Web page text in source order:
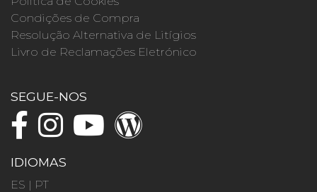
Condições de Compra
Resolução Alternativa de Litígios
Livro de Reclamações Eletrónico
SEGUE-NOS
IDIOMAS
ES | PT